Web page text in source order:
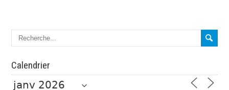
Calendrier